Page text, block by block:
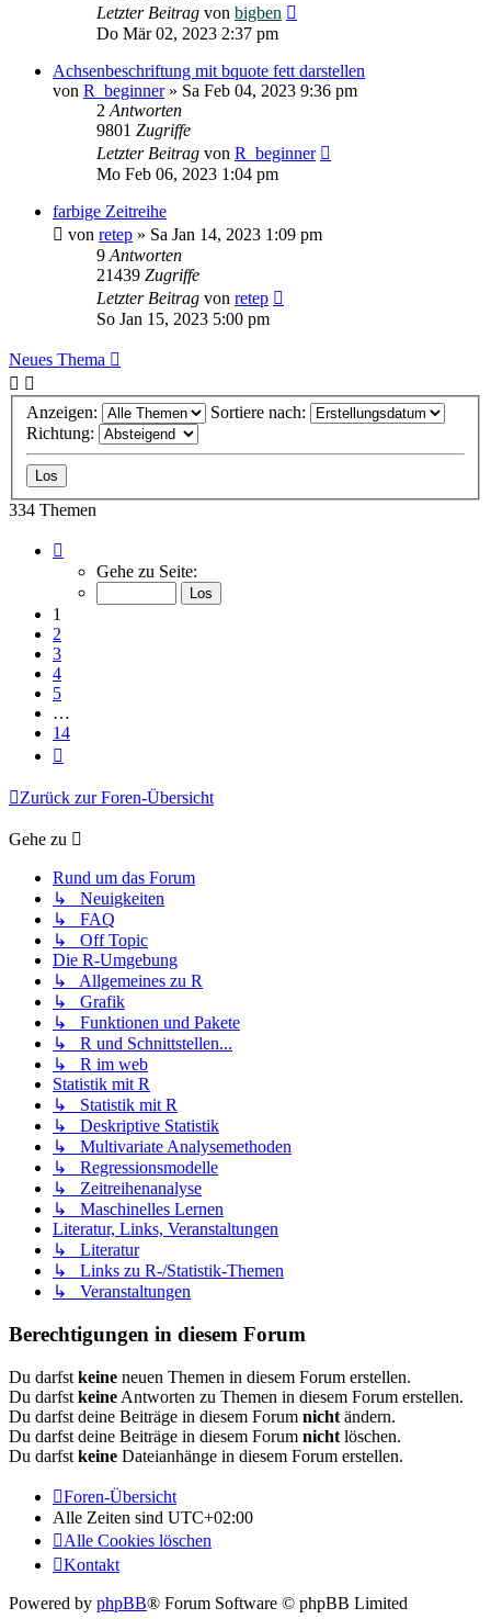
Letzter Beitrag von bigben
Do Mär 02, 2023 2:37 pm
Achsenbeschriftung mit bquote fett darstellen
von R_beginner» Sa Feb 04, 2023 9:36 pm
2 Antworten
9801 Zugriffe
Letzter Beitrag von R_beginner
Mo Feb 06, 2023 1:04 pm
farbige Zeitreihe
von retep » Sa Jan 14, 2023 1:09 pm
9 Antworten
21439 Zugriffe
Letzter Beitrag von retep
So Jan 15, 2023 5:00 pm
Neues Thema
Anzeigen:
Sortiere nach:
Richtung:
334 Themen
von
Gehe zu Seite:
1
2
3
4
5
…
14
Zurück zur Foren-Übersicht
Gehe zu
Rund um das Forum
↳ Neuigkeiten
↳ FAQ
↳ Off Topic
Die R-Umgebung
↳ Allgemeines zu R
↳ Grafik
↳ Funktionen und Pakete
↳ R und Schnittstellen...
↳ R im web
Statistik mit R
↳ Statistik mit R
↳ Deskriptive Statistik
↳ Multivariate Analysemethoden
↳ Regressionsmodelle
↳ Zeitreihenanalyse
↳ Maschinelles Lernen
Literatur, Links, Veranstaltungen
↳ Literatur
↳ Links zu R-/Statistik-Themen
↳ Veranstaltungen
Berechtigungen in diesem Forum
Du darfst keine neuen Themen in diesem Forum erstellen.
Du darfst keine Antworten zu Themen in diesem Forum erstellen.
Du darfst deine Beiträge in diesem Forum nicht ändern.
Du darfst deine Beiträge in diesem Forum nicht löschen.
Du darfst keine Dateianhänge in diesem Forum erstellen.
Foren-Übersicht
Alle Zeiten sind UTC+02:00
Alle Cookies löschen
Kontakt
Powered by phpBB® Forum Software © phpBB Limited